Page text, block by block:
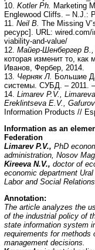
10. Kotler Ph. Marketing
Englewood Cliffs. – N.J.:
11. Neil B. The Missing
ресурс]. URL:
viability-and-value/
12. Майер-Шенбергер В.,
которая изменит то,
Иванов, Фербер, 2014.
13. Черняк Л. Большие
системы. СУБД. – 2011.
14. Limarev P.V.,
Ereklintseva E.V.,
Information Products //
Information as an
Federation
Limarev P.V., PhD
administration, Nosov
Kireeva N.V., doctor of
economic department
Labor and Social Relations
Annotation:
The article analyzes the
of the industrial policy of
state information system
requirements for methods
management decisions.